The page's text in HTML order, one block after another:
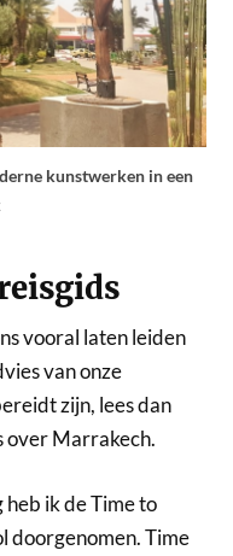
kunstwerken in een
vooral laten leiden
van onze
zijn, lees dan
over Marrakech.
ik de Time to
doorgenomen. Time